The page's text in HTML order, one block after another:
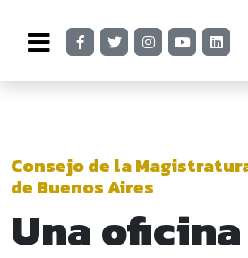
Consejo de la
de Buenos Aires
Una